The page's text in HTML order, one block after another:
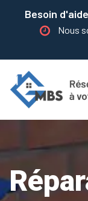
Besoin
Nous